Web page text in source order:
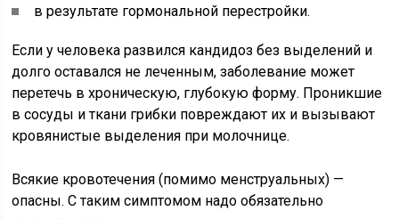
в результате гормональной перестройки.
Если у человека развился кандидоз без выделений и
долго оставался не леченным, заболевание может
перетечь в хроническую, глубокую форму. Проникшие
в сосуды и ткани грибки повреждают их и вызывают
кровянистые выделения при молочнице.
Всякие кровотечения (помимо менструальных) —
опасны. С таким симптомом надо обязательно